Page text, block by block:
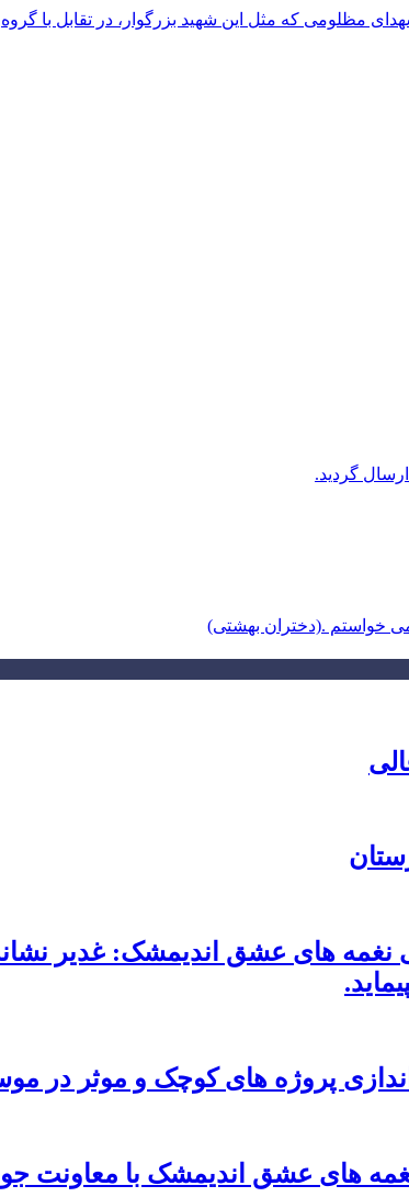
مظلومی که مثل این شهید بزرگوار، در تقابل با گروه
گردید.
خواستم .(دختران بهشتی)
نغمه های عشق اندیمشک: غدیر
اندازی پروژه های کوچک و موثر
های عشق اندیمشک با معاونت